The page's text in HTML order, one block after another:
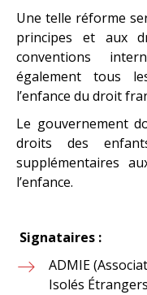
Une telle réforme
principes et aux
conventions
également tous
l’enfance du droit
Le gouvernement
droits des
supplémentaires
l’enfance.
Signataires :
ADMIE
Isolés